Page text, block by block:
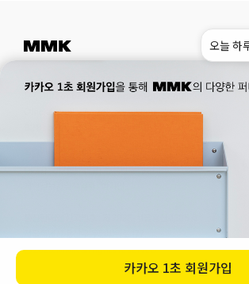
대표자 : 박기민 사업자 등록번호 : 821-86-02281
ⓒ 2023. MMK all rights reserved
Museum. 02. 777. 5887 Office.02. 777. 5778
177, Duteopbawi-ro, Yongsan-gu, Seoul, Korea
Official : hello@mmk-seoul.com
오늘 하
카카오 1초 회원가입